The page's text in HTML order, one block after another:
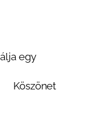
egy
Köszönet